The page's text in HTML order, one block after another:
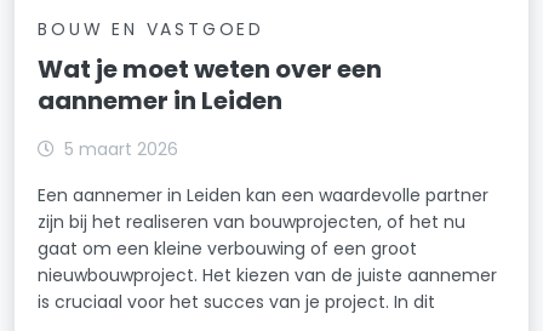
BOUW EN VASTGOED
Wat je moet weten over een
aannemer in Leiden
5 maart 2026
Een aannemer in Leiden kan een waardevolle partner
zijn bij het realiseren van bouwprojecten, of het nu
gaat om een kleine verbouwing of een groot
nieuwbouwproject. Het kiezen van de juiste aannemer
is cruciaal voor het succes van je project. In dit